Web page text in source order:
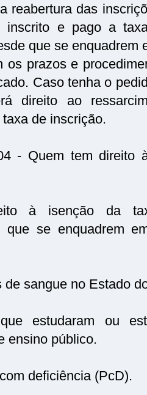
reabertura das
inscrito e pago a
que se enquadrem
os prazos e
Caso tenha o
direito ao
de inscrição.
- Quem tem direito
à isenção da
que se enquadrem
de sangue no Estado
estudaram ou
ensino público.
deficiência (PcD).